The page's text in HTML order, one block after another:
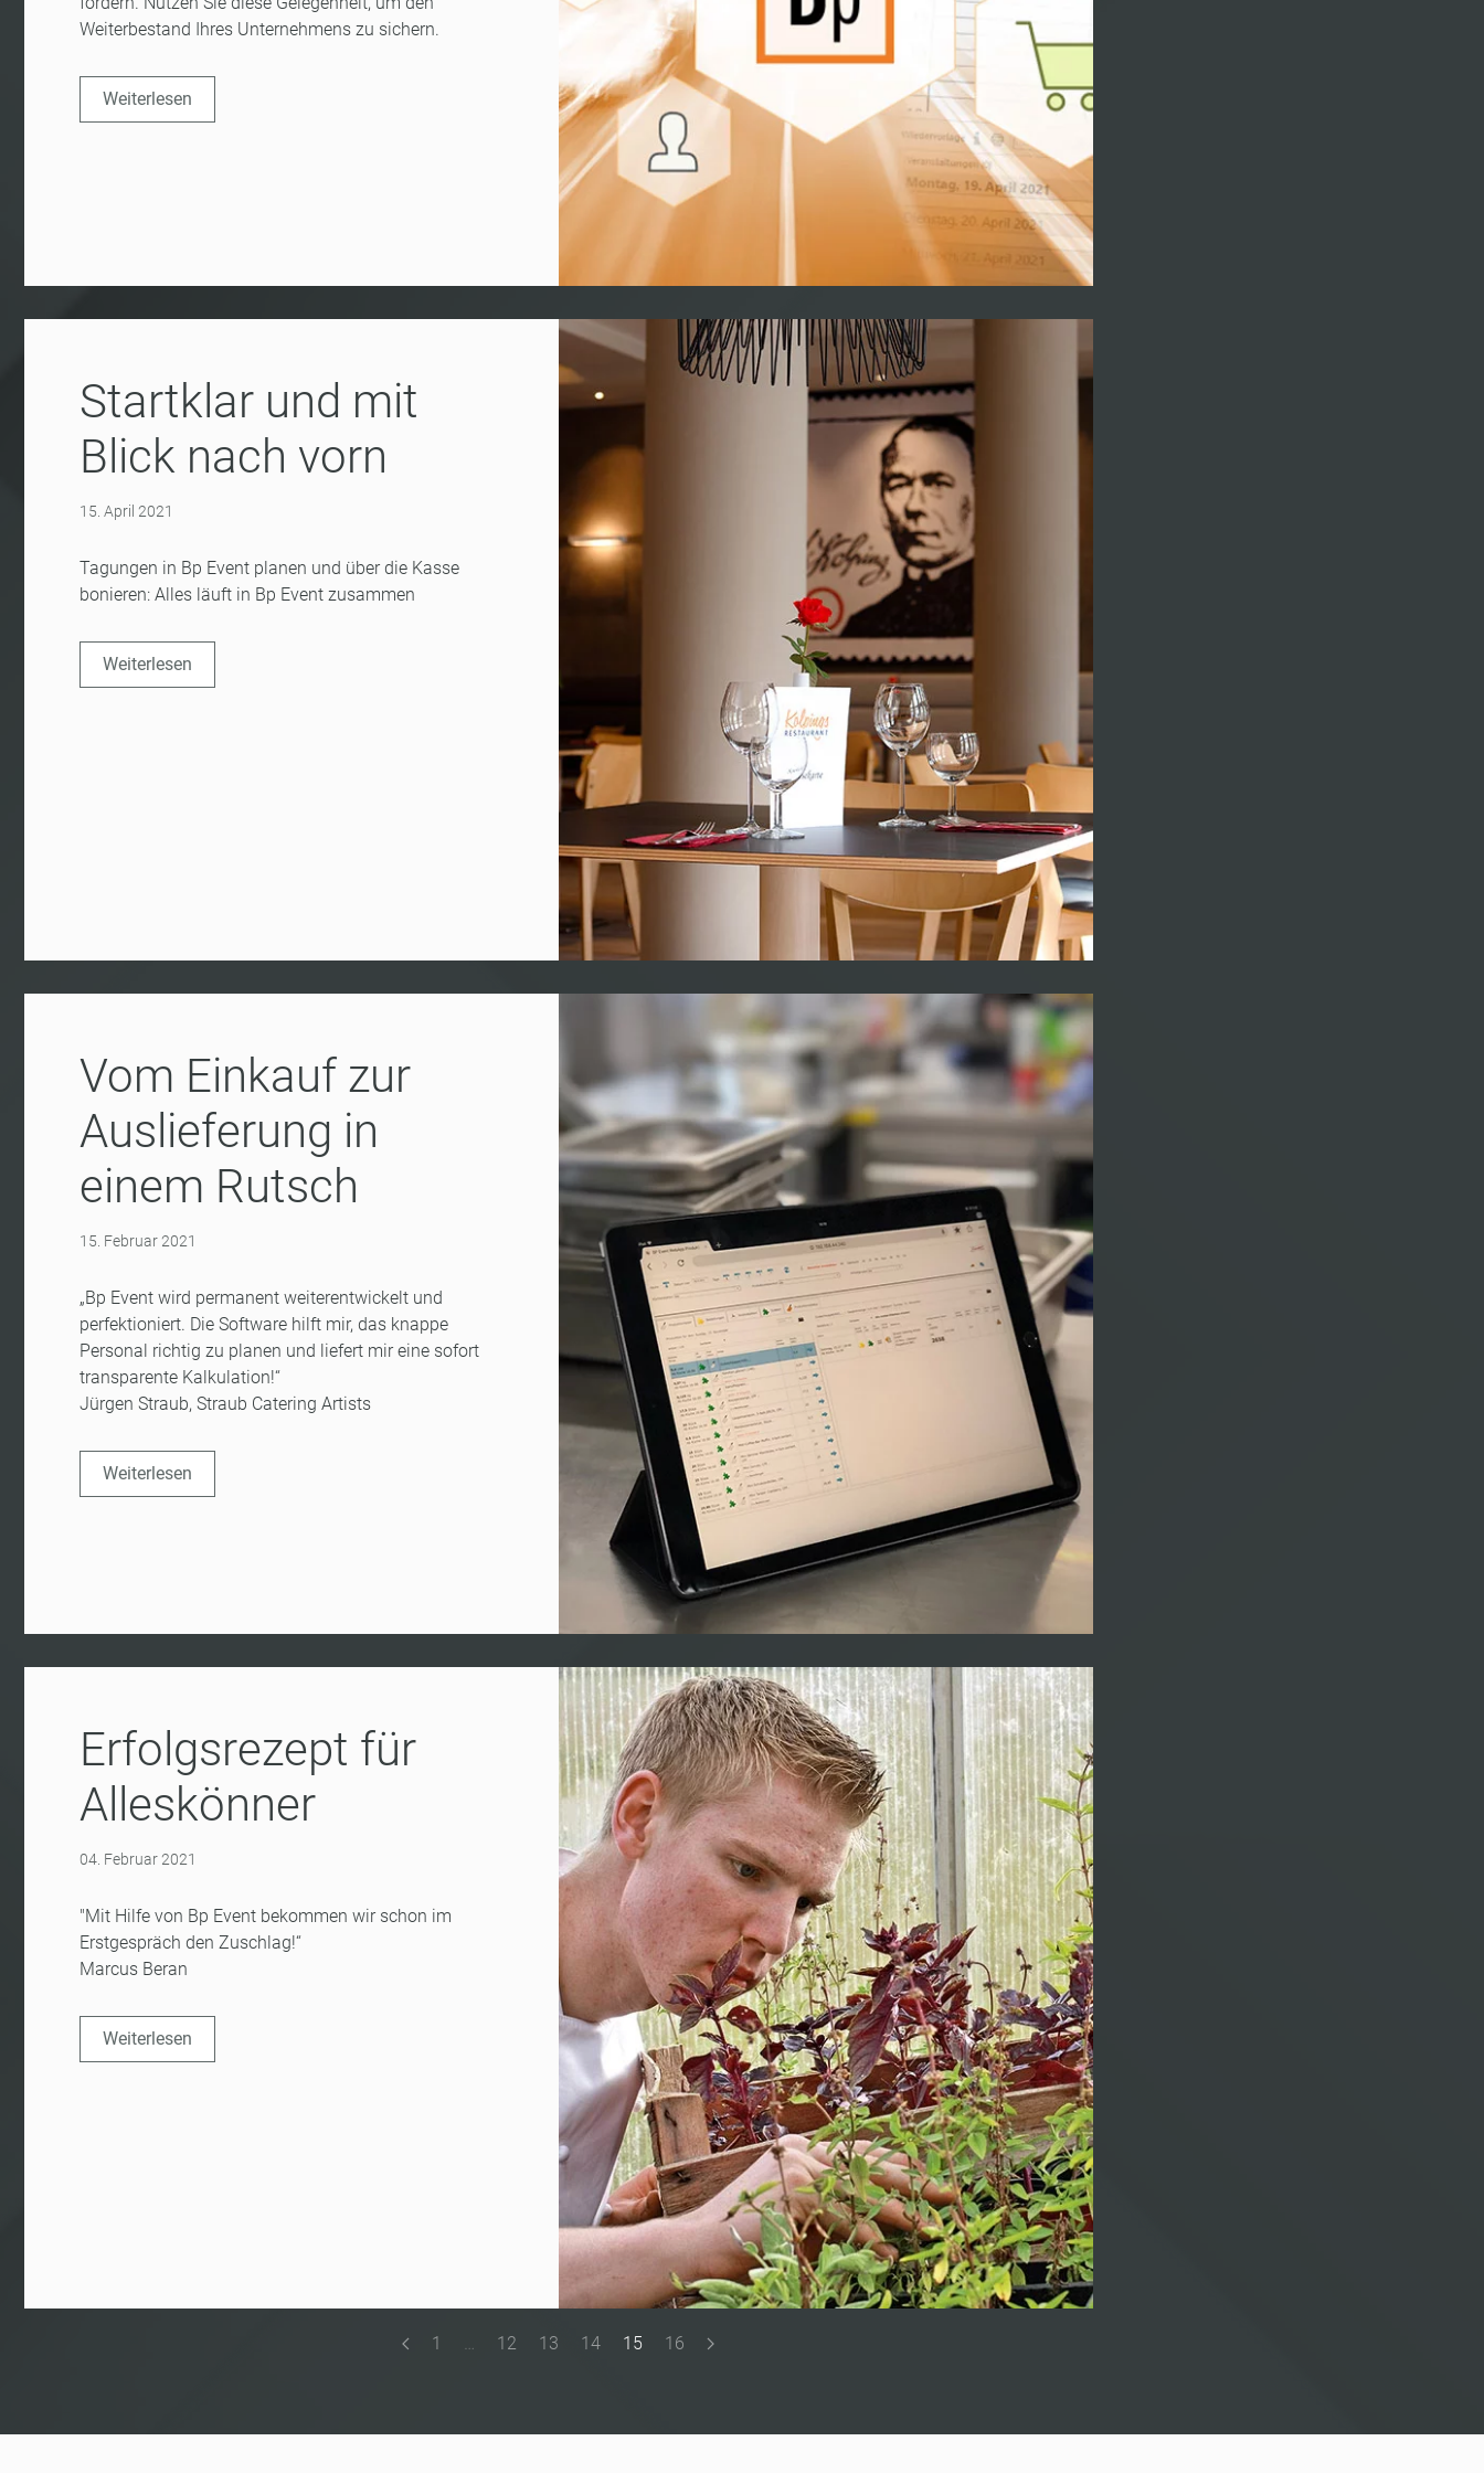
Weiterbestand Ihres Unternehmens zu sichern.
Weiterlesen
Startklar und mit
Blick nach vorn
15. April 2021
Tagungen in Bp Event planen und über die Kasse
bonieren: Alles läuft in Bp Event zusammen
Weiterlesen
Vom Einkauf zur
Auslieferung in
einem Rutsch
15. Februar 2021
„Bp Event wird permanent weiterentwickelt und
perfektioniert. Die Software hilft mir, das knappe
Personal richtig zu planen und liefert mir eine sofort
transparente Kalkulation!“
Jürgen Straub, Straub Catering Artists
Weiterlesen
Erfolgsrezept für
Alleskönner
04. Februar 2021
"Mit Hilfe von Bp Event bekommen wir schon im
Erstgespräch den Zuschlag!“
Marcus Beran
Weiterlesen
1 12 13 14 15 16